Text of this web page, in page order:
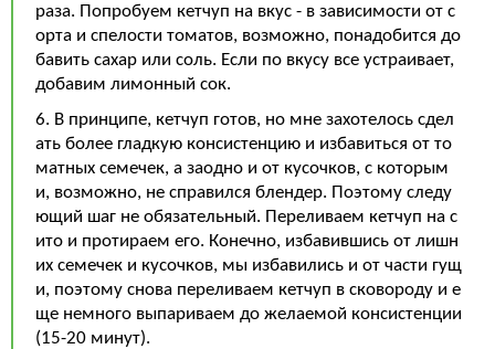
раза. Попробуем кетчуп на вкус - в зависимости от с
орта и спелости томатов, возможно, понадобится до
бавить сахар или соль. Если по вкусу все устраивает,
добавим лимонный сок.
6. В принципе, кетчуп готов, но мне захотелось сдел
ать более гладкую консистенцию и избавиться от то
матных семечек, а заодно и от кусочков, с которым
и, возможно, не справился блендер. Поэтому следу
ющий шаг не обязательный. Переливаем кетчуп на с
ито и протираем его. Конечно, избавившись от лишн
их семечек и кусочков, мы избавились и от части гущ
и, поэтому снова переливаем кетчуп в сковороду и е
ще немного выпариваем до желаемой консистенции
(15-20 минут).